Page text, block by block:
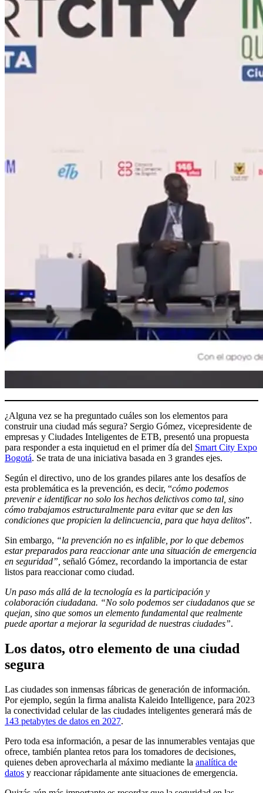
¿Alguna vez se ha preguntado cuáles son los elementos para
construir una ciudad más segura? Sergio Gómez, vicepresidente de
empresas y Ciudades Inteligentes de ETB, presentó una propuesta
para responder a esta inquietud en el primer día del Smart City Expo
Bogotá. Se trata de una iniciativa basada en 3 grandes ejes.
Según el directivo, uno de los grandes pilares ante los desafíos de
esta problemática es la prevención, es decir, “cómo podemos
prevenir e identificar no solo los hechos delictivos como tal, sino
cómo trabajamos estructuralmente para evitar que se den las
condiciones que propicien la delincuencia, para que haya delitos”.
Sin embargo, “la prevención no es infalible, por lo que debemos
estar preparados para reaccionar ante una situación de emergencia
en seguridad”, señaló Gómez, recordando la importancia de estar
listos para reaccionar como ciudad.
Un paso más allá de la tecnología es la participación y
colaboración ciudadana. “No solo podemos ser ciudadanos que se
quejan, sino que somos un elemento fundamental que realmente
puede aportar a mejorar la seguridad de nuestras ciudades”.
Los datos, otro elemento de una ciudad
segura
Las ciudades son inmensas fábricas de generación de información.
Por ejemplo, según la firma analista Kaleido Intelligence, para 2023
la conectividad celular de las ciudades inteligentes generará más de
143 petabytes de datos en 2027.
Pero toda esa información, a pesar de las innumerables ventajas que
ofrece, también plantea retos para los tomadores de decisiones,
quienes deben aprovecharla al máximo mediante la analítica de
datos y reaccionar rápidamente ante situaciones de emergencia.